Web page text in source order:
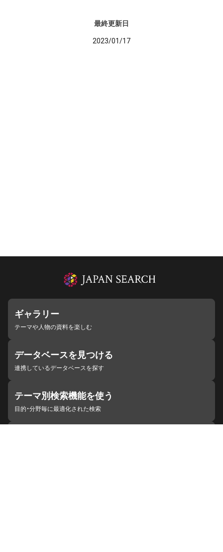
最終更新日
2023/01/17
ギャラリー
テーマや人物の資料を楽しむ
データベースを見つける
連携しているデータベースを探す
テーマ別検索機能を使う
目的・分野毎に最適化された検索